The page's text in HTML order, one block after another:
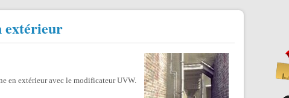
extérieur
en extérieur avec le modificateur UVW.